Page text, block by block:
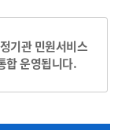
기관 민원서비스
합 운영됩니다.